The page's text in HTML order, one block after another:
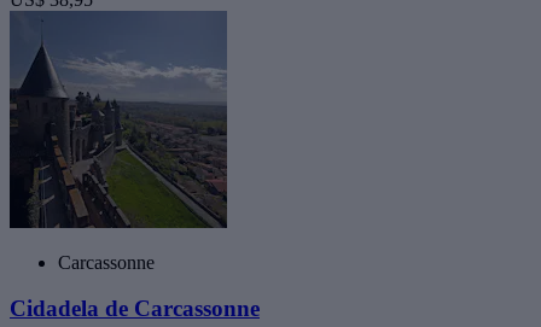
Carcassonne
Cidadela de Carcassonne